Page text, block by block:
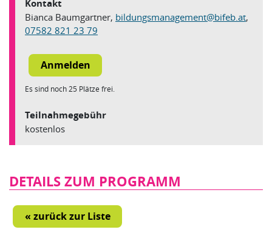
Kontakt
Bianca Baumgartner, bildungsmanagement@bifeb.at,
07582 821 23 79
Es sind noch 25 Plätze frei.
Teilnahmegebühr
kostenlos
DETAILS ZUM PROGRAMM
« zurück zur Liste